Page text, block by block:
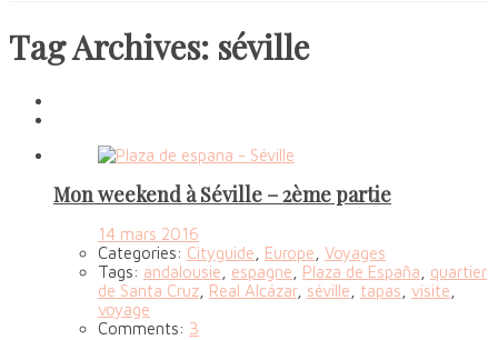
Tag Archives: séville
Mon weekend à Séville – 2ème partie
14 mars 2016
Categories: Cityguide Europe Voyages
Tags: andalousie espagne Plaza de España
quartier
de Santa Cruz Real Alcázar, séville tapas visite
voyage
Comments: 3